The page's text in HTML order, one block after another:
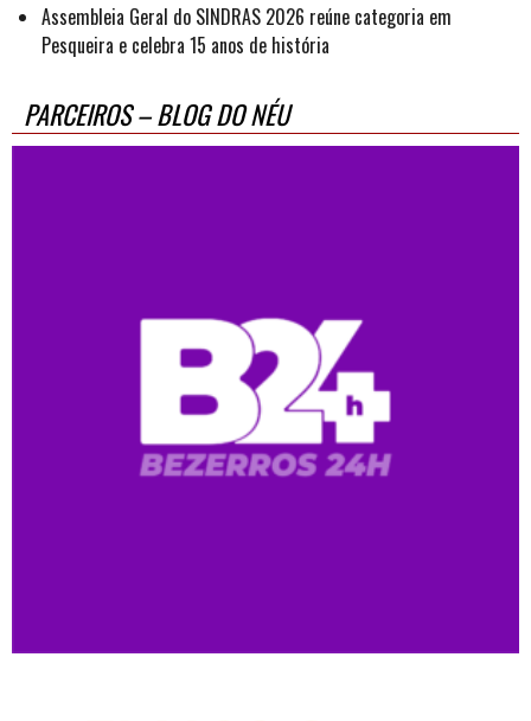
Assembleia Geral do SINDRAS 2026 reúne categoria em
Pesqueira e celebra 15 anos de história
PARCEIROS – BLOG DO NÉU